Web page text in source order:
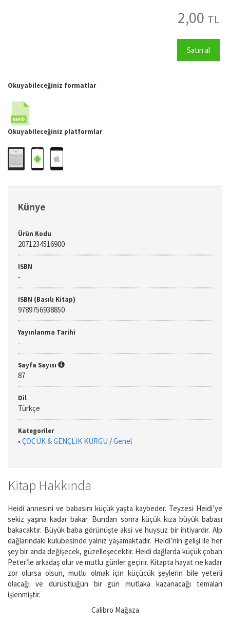
2,00 TL
Satın al
Okuyabileceğiniz formatlar
Okuyabileceğiniz platformlar
Künye
Ürün Kodu
2071234516900
ISBN
-
ISBN (Basılı Kitap)
9789756938850
Yayınlanma Tarihi
-
Sayfa Sayısı
87
Dil
Türkçe
Kategoriler
• ÇOCUK & GENÇLİK KURGU /Genel
Kitap Hakkında
Heidi annesini ve babasını küçük yaşta kaybeder. Teyzesi Heidi’ye
sekiz yaşına kadar bakar. Bundan sonra küçük kıza büyük babası
bakacaktır. Büyük baba görünüşte aksi ve huysuz bir ihtiyardır. Alp
dağlarındaki kulübesinde yalnız yaşamaktadır. Heidi’nin gelişi ile her
şey bir anda değişecek, güzelleşecektir. Heidi dağlarda küçük çoban
Peter’le arkadaş olur ve mutlu günler geçirir. Kitapta hayat ne kadar
zor olursa olsun, mutlu olmak için küçücük şeylerin bile yeterli
olacağı ve dürüstlüğün bir gün mutlaka kazanacağı temaları
işlenmiştir.
Calibro Mağaza